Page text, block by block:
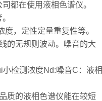
都在使用液相色谱仪。
，定性定量重复性等。
的无规则波动。噪音的大
检测浓度Nd:噪音C：液相
质的液相色谱仪能在较短